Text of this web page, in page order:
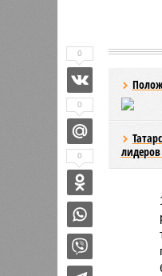
0
0
0